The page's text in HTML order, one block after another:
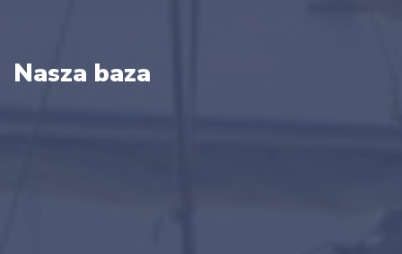
Nasza baza